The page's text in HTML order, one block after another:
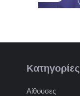
Κατηγορίες
Αίθουσες